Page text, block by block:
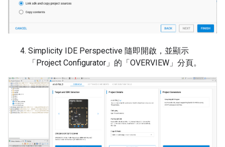
Simplicity IDE Perspective 隨即開啟，並顯示
「Project Configurator」的「OVERVIEW」 分頁。